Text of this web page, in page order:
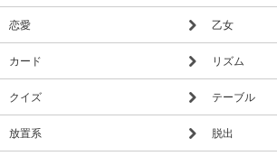
恋愛 乙女
カード リズム
クイズ テーブル
放置系 脱出